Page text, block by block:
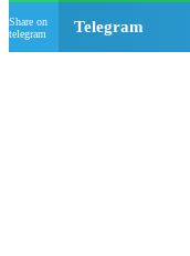
Share on
telegram
Telegram